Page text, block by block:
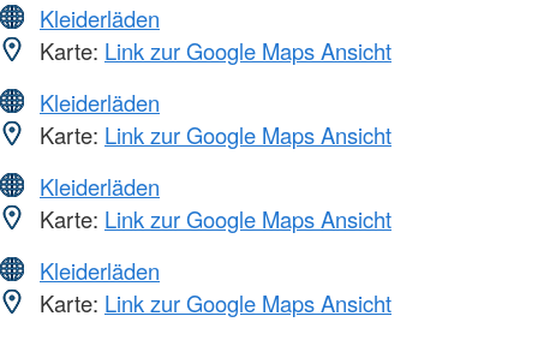
Kleiderläden
Karte: Link zur Google Maps Ansicht
Kleiderläden
Karte: Link zur Google Maps Ansicht
Kleiderläden
Karte: Link zur Google Maps Ansicht
Kleiderläden
Karte: Link zur Google Maps Ansicht